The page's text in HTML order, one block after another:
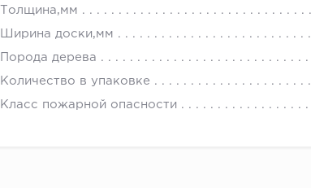
Толщина,мм
Ширина доски,мм
Порода дерева
Количество в упаковке
Класс пожарной опасности